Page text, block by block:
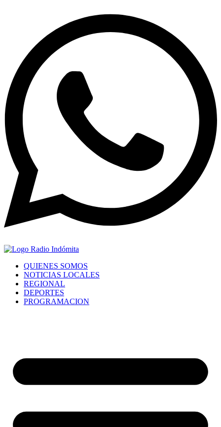
QUIENES SOMOS
NOTICIAS LOCALES
REGIONAL
DEPORTES
PROGRAMACION